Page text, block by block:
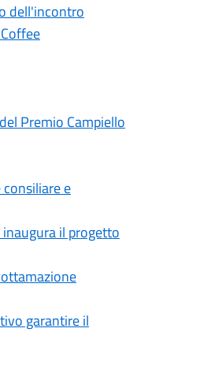
dell'incontro
Premio Campiello
e
il progetto
garantire il